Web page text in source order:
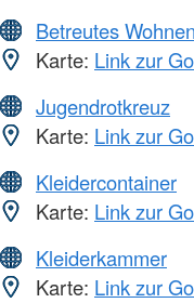
Betreutes Wohnen
Karte: Link zur
Jugendrotkreuz
Karte: Link zur
Kleidercontainer
Karte: Link zur
Kleiderkammer
Karte: Link zur